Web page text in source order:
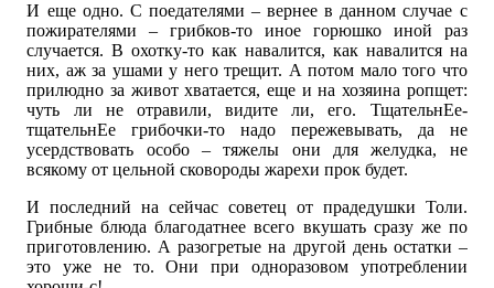
И еще одно. С поедателями – вернее в данном случае с
пожирателями – грибков-то иное горюшко иной раз
случается. В охотку-то как навалится, как навалится на
них, аж за ушами у него трещит. А потом мало того что
прилюдно за живот хватается, еще и на хозяина ропщет:
чуть ли не отравили, видите ли, его. ТщательнЕе-
тщательнЕе грибочки-то надо пережевывать, да не
усердствовать особо – тяжелы они для желудка, не
всякому от цельной сковороды жарехи прок будет.
И последний на сейчас советец от прадедушки Толи.
Грибные блюда благодатнее всего вкушать сразу же по
приготовлению. А разогретые на другой день остатки –
это уже не то. Они при одноразовом употреблении